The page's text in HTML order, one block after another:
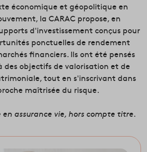
économique et géopolitique en
la CARAC propose, en
d'investissement conçus pour
ponctuelles de rendement
financiers. Ils ont été pensés
des objectifs de valorisation et de
tout en s'inscrivant dans
maîtrisée du risque.
assurance vie, hors compte titre.